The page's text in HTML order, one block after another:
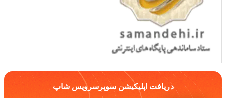
دریافت اپلیکیشن سوپرسرویس شاپ